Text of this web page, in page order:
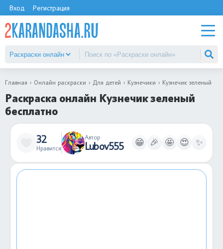
Вход Регистрация
Главная Онлайн раскраски Для детей Кузнечики Кузнечик зеленый
Раскраска онлайн Кузнечик зеленый
бесплатно
32
Нравится
Автор
Lubov555 😁 🎉 🤩 😍 ✨